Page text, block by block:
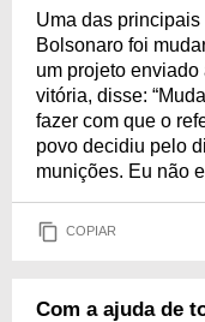
Uma das
Bolsonaro foi
um projeto
vitória, disse:
fazer com que o
povo decidiu pelo
munições. Eu não
COPIAR
Com a ajuda de